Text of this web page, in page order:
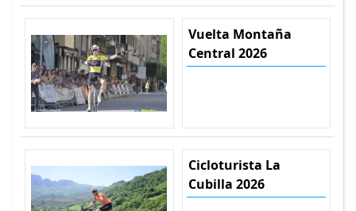
Vuelta Montaña
Central 2026
Cicloturista La
Cubilla 2026